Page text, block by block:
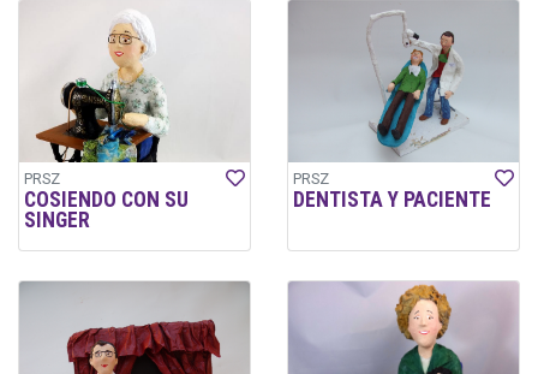
PRSZ
COSIENDO CON SU
SINGER
PRSZ
DENTISTA Y PACIENTE